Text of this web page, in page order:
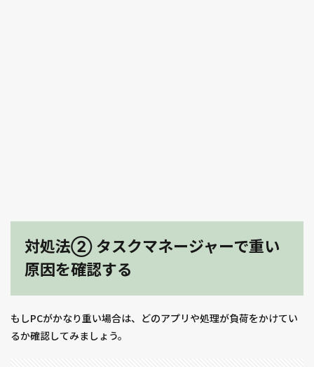
対処法② タスクマネージャーで重い
原因を確認する
もしPCがかなり重い場合は、どのアプリや処理が負荷をかけてい
るか確認してみましょう。